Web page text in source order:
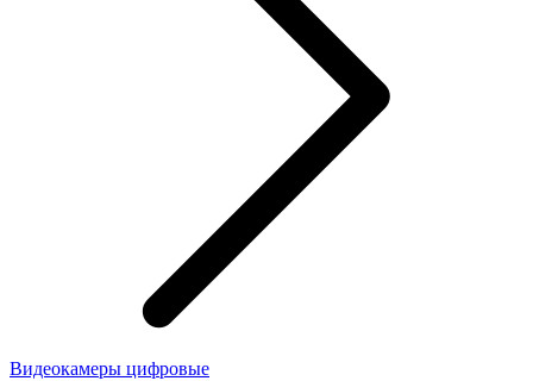
Видеокамеры цифровые